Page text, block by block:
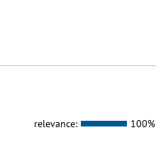
relevance: 100%